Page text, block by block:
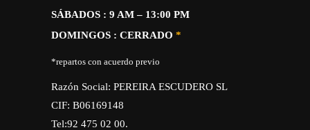
SÁBADOS : 9 AM – 13:00 PM
DOMINGOS : CERRADO *
*repartos con acuerdo previo
Razón Social: PEREIRA ESCUDERO SL
CIF: B06169148
Tel:92 475 02 00.